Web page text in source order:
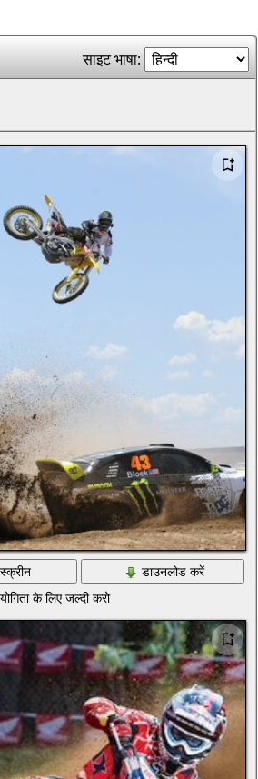
साइट भाषा:
डाउनलोड करें
के लिए जल्दी करो